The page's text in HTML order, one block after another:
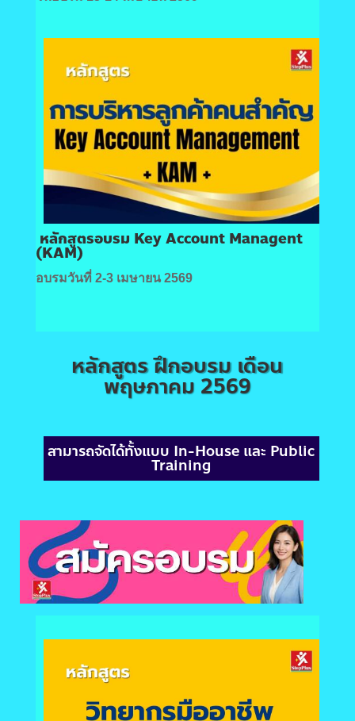
หลักสูตรอบรม Key Account Managent
(KAM)
อบรมวันที่ 2-3 เมษายน 2569
หลักสูตร ฝึกอบรม เดือน
พฤษภาคม 2569
สามารถจัดได้ทั้งแบบ In-House และ Public
Training